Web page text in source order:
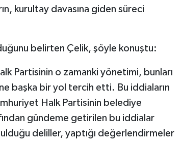
kurultay davasına giden süreci
belirten Çelik, şöyle konuştu:
Partisinin o zamanki yönetimi, bunları
başka bir yol tercih etti. Bu iddiaların
Halk Partisinin belediye
gündeme getirilen bu iddialar
deliller, yaptığı değerlendirmeler